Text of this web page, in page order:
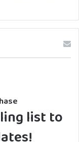
list to